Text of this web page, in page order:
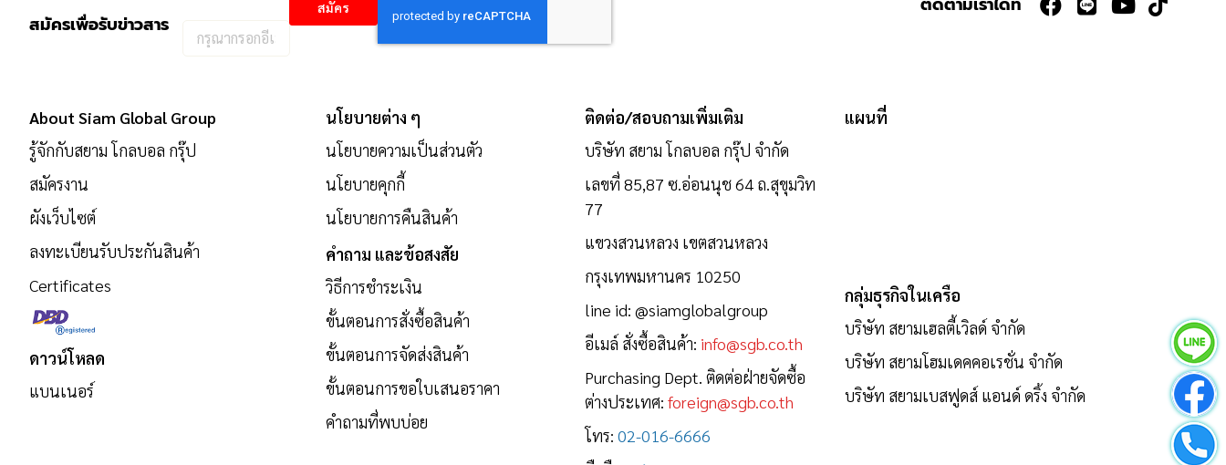
สมัครเพื่อรับข่าวสาร
กรอก
รับ
ข่าวสาร:
สมัคร
About Siam Global Group
รู้จักกับสยาม โกลบอล กรุ๊ป
สมัครงาน
ผังเว็บไซต์
ลงทะเบียนรับประกันสินค้า
Certificates
ดาวน์โหลด
แบนเนอร์
นโยบายต่าง ๆ
นโยบายความเป็นส่วนตัว
นโยบายคุกกี้
นโยบายการคืนสินค้า
คำถาม และข้อสงสัย
วิธีการชำระเงิน
ขั้นตอนการสั่งซื้อสินค้า
ขั้นตอนการจัดส่งสินค้า
ขั้นตอนการขอใบเสนอราคา
คำถามที่พบบ่อย
ติดต่อ/สอบถามเพิ่มเติม
บริษัท สยาม โกลบอล กรุ๊ป จำกัด
เลขที่ 85,87 ซ.อ่อนนุช 64 ถ.สุขุมวิท
77
แขวงสวนหลวง เขตสวนหลวง
กรุงเทพมหานคร 10250
line id:@siamglobalgroup
อีเมล์ สั่งซื้อสินค้า: info@sgb.co.th
Purchasing Dept. ติดต่อฝ่ายจัดซื้อ
ต่างประเทศ:foreign@sgb.co.th
โทร: 02-016-6666
แผนที่
กลุ่มธุรกิจในเครือ
บริษัท สยามเฮลตี้เวิลด์ จำกัด
บริษัท สยามโฮมเดคคอเรชั่น จำกัด
บริษัท สยามเบสฟูดส์ แอนด์ ดริ้ง จำกัด